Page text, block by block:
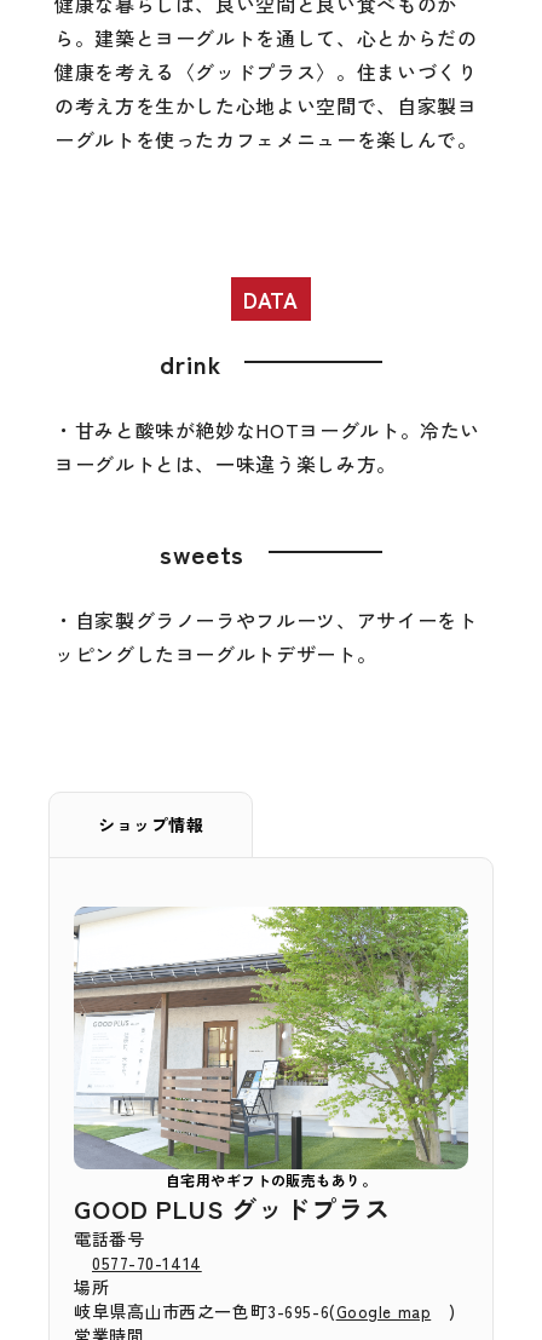
ら。建築とヨーグルトを通して、心とからだの
健康を考える〈グッドプラス〉。住まいづくり
の考え方を生かした心地よい空間で、自家製ヨ
ーグルトを使ったカフェメニューを楽しんで。
DATA
drink
・甘みと酸味が絶妙なHOTヨーグルト。冷たい
ヨーグルトとは、一味違う楽しみ方。
sweets
・自家製グラノーラやフルーツ、アサイーをト
ッピングしたヨーグルトデザート。
ショップ情報
自宅用やギフトの販売もあり。
GOOD PLUS グッドプラス
電話番号
0577-70-1414
場所
岐阜県高山市西之一色町3-695-6(Google map
)